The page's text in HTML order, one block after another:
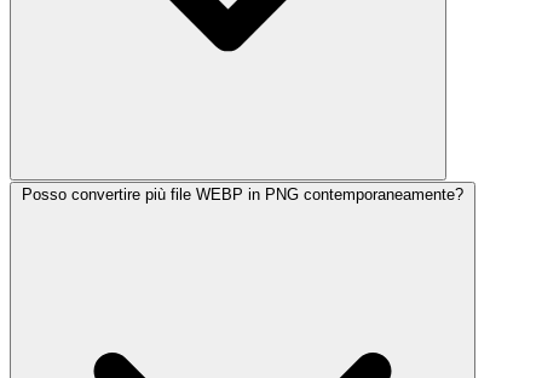
Posso convertire più file WEBP in PNG contemporaneamente?